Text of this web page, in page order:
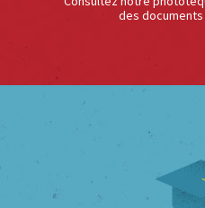
des